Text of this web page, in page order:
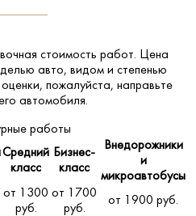
стоимость работ. Цена
авто, видом и степенью
пожалуйста, направьте
автомобиля.
работы
Средний
класс
Бизнес-
класс
Внедорожники
и
микроавтобусы
от 1300
руб.
от 1700
руб.
от 1900 руб.